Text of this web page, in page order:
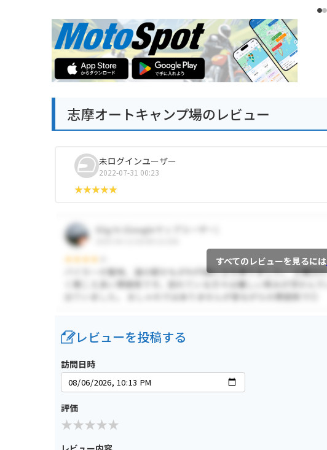
志摩オートキャンプ場のレビュー
未ログインユーザー
2022-07-31 00:23
すべてのレビューを見るには
レビューを投稿する
訪問日時
評価